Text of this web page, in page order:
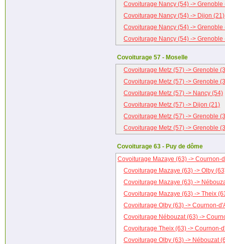
Covoiturage Nancy (54) -> Grenoble
Covoiturage Nancy (54) -> Dijon (21)
Covoiturage Nancy (54) -> Grenoble
Covoiturage Nancy (54) -> Grenoble
Covoiturage 57 - Moselle
Covoiturage Metz (57) -> Grenoble
Covoiturage Metz (57) -> Grenoble
Covoiturage Metz (57) -> Nancy (54)
Covoiturage Metz (57) -> Dijon (21)
Covoiturage Metz (57) -> Grenoble
Covoiturage Metz (57) -> Grenoble
Covoiturage 63 - Puy de dôme
Covoiturage Mazaye (63) -> Cournon-
Covoiturage Mazaye (63) -> Olby
Covoiturage Mazaye (63) ->
Covoiturage Mazaye (63) -> Theix
Covoiturage Olby (63) -> Cournon-
Covoiturage Nébouzat (63) ->
Covoiturage Theix (63) -> Cournon-
Covoiturage Olby (63) -> Nébouzat